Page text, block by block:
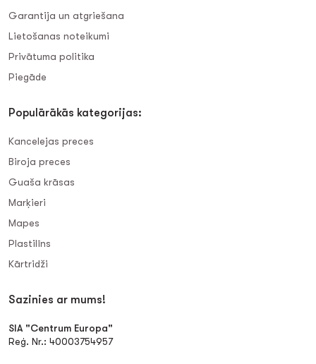
Garantija un atgriešana
Lietošanas noteikumi
Privātuma politika
Piegāde
Populārākās kategorijas:
Kancelejas preces
Biroja preces
Guaša krāsas
Marķieri
Mapes
Plastilīns
Kārtridži
Sazinies ar mums!
SIA "Centrum Europa"
Reģ. Nr.: 40003754957